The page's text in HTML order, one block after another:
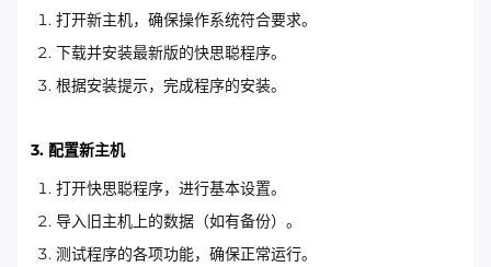
打开新主机，确保操作系统符合要求。
下载并安装最新版的快思聪程序。
根据安装提示，完成程序的安装。
3. 配置新主机
打开快思聪程序，进行基本设置。
导入旧主机上的数据（如有备份）。
测试程序的各项功能，确保正常运行。